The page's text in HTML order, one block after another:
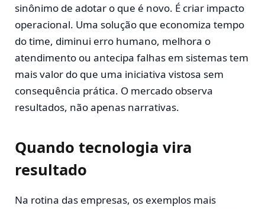
sinônimo de adotar o que é novo. É criar impacto
operacional. Uma solução que economiza tempo
do time, diminui erro humano, melhora o
atendimento ou antecipa falhas em sistemas tem
mais valor do que uma iniciativa vistosa sem
consequência prática. O mercado observa
resultados, não apenas narrativas.
Quando tecnologia vira
resultado
Na rotina das empresas, os exemplos mais